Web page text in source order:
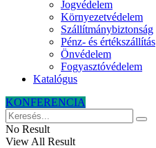
Jogvédelem
Környezetvédelem
Szállítmánybiztonság
Pénz- és értékszállítás
Önvédelem
Fogyasztóvédelem
Katalógus
KONFERENCIA
No Result
View All Result